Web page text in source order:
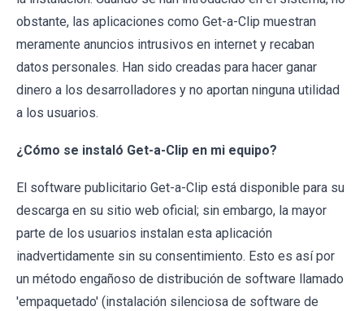
obstante, las aplicaciones como Get-a-Clip muestran
meramente anuncios intrusivos en internet y recaban
datos personales. Han sido creadas para hacer ganar
dinero a los desarrolladores y no aportan ninguna utilidad
a los usuarios.
¿Cómo se instaló Get-a-Clip en mi equipo?
El software publicitario Get-a-Clip está disponible para su
descarga en su sitio web oficial; sin embargo, la mayor
parte de los usuarios instalan esta aplicación
inadvertidamente sin su consentimiento. Esto es así por
un método engañoso de distribución de software llamado
'empaquetado' (instalación silenciosa de software de